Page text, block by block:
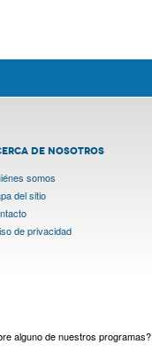
DE NOSOTROS
somos
del sitio
de privacidad
alguno de nuestros programas?